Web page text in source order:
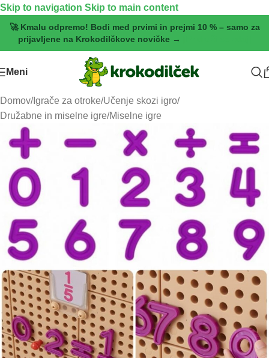
Skip to navigation Skip to main content
🚀 Kmalu odpremo! Bodi med prvimi in prejmi 10 % – samo za
prijavljene na Krokodilčkove novičke →
Meni
Domov/Igrače za otroke/Učenje skozi igro/
Družabne in miselne igre/Miselne igre